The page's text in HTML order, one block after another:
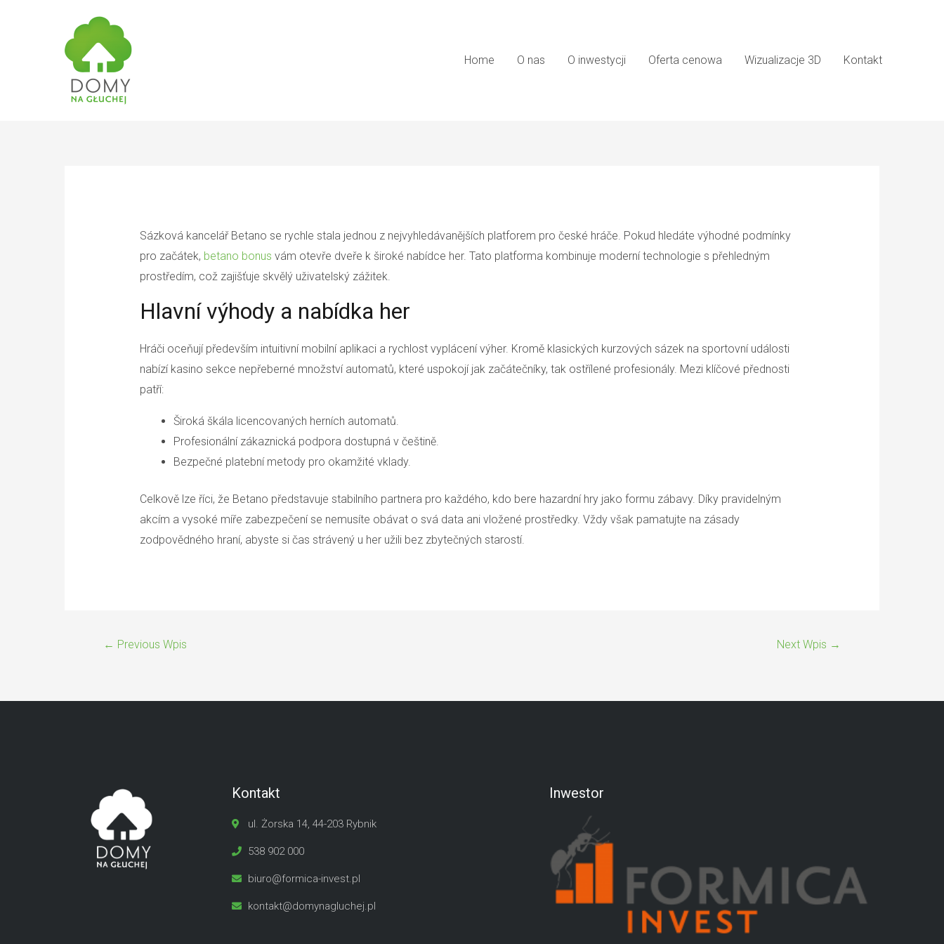
Home O nas O inwestycji Oferta cenowa Wizualizacje 3D Kontakt
Sázková kancelář Betano se rychle stala jednou z nejvyhledávanějších platforem pro české hráče. Pokud hledáte výhodné podmínky
pro začátek, betano bonus vám otevře dveře k široké nabídce her. Tato platforma kombinuje moderní technologie s přehledným
prostředím, což zajišťuje skvělý uživatelský zážitek.
Hlavní výhody a nabídka her
Hráči oceňují především intuitivní mobilní aplikaci a rychlost vyplácení výher. Kromě klasických kurzových sázek na sportovní události
nabízí kasino sekce nepřeberné množství automatů, které uspokojí jak začátečníky, tak ostřílené profesionály. Mezi klíčové přednosti
patří:
Široká škála licencovaných herních automatů.
Profesionální zákaznická podpora dostupná v češtině.
Bezpečné platební metody pro okamžité vklady.
Celkově lze říci, že Betano představuje stabilního partnera pro každého, kdo bere hazardní hry jako formu zábavy. Díky pravidelným
akcím a vysoké míře zabezpečení se nemusíte obávat o svá data ani vložené prostředky. Vždy však pamatujte na zásady
zodpovědného hraní, abyste si čas strávený u her užili bez zbytečných starostí.
← Previous Wpis Next Wpis →
Kontakt
ul. Żorska 14, 44-203 Rybnik
538 902 000
biuro@formica-invest.pl
kontakt@domynagluchej.pl
Inwestor